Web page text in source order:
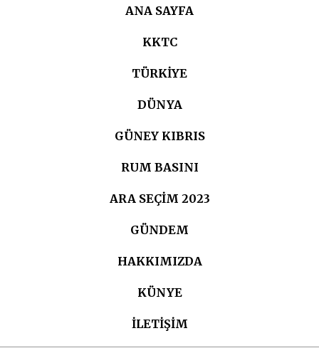
ANA SAYFA
KKTC
TÜRKIYE
DÜNYA
GÜNEY KIBRIS
RUM BASINI
ARA SEÇIM 2023
GÜNDEM
HAKKIMIZDA
KÜNYE
İLETİŞİM